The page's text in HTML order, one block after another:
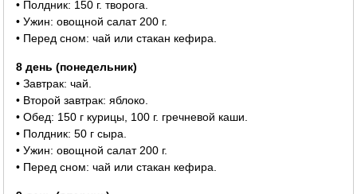
• Полдник: 150 г. творога.
• Ужин: овощной салат 200 г.
• Перед сном: чай или стакан кефира.
8 день (понедельник)
• Завтрак: чай.
• Второй завтрак: яблоко.
• Обед: 150 г курицы, 100 г. гречневой каши.
• Полдник: 50 г сыра.
• Ужин: овощной салат 200 г.
• Перед сном: чай или стакан кефира.